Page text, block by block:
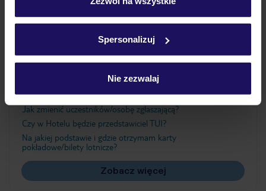
Szczegółowe informacje o plikach cookie znajdziesz
Spersonalizuj
Nie zezwalaj
Ważne informacje
Jak zmienić uczestników/osobę zgłaszającą?
Czy w Hotelu będzie przedstawiciel TUI?
Na jakiej podstawie i gdzie otrzymam karty
pokładowe/bilety lotnicze?
Zobacz więcej